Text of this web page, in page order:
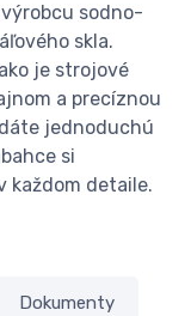
sodno-
skla.
je strojové
a precíznou
jednoduchú
si
každom detaile.
Dokumenty